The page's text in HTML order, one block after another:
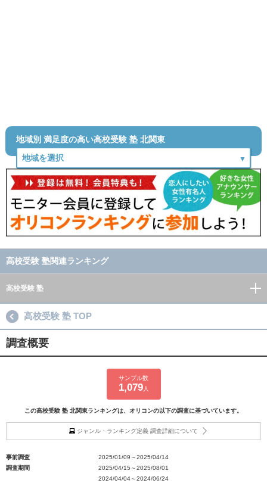
地域別 満足度の高い高校受験 塾 北関東
高校受験 塾関連ランキング
高校受験 塾
高校受験 塾 TOP
調査概要
サンプル数
1,079人
この高校受験 塾 北関東ランキングは、オリコンの以下の調査に基づいています。
ジャンル・ランキング定義 調査詳細について
事前調査
2025/01/09～2025/04/14
調査期間
2025/04/15～2025/08/01
2024/04/04～2024/06/24